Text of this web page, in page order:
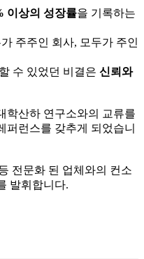
이상의 성장률을 기록하는
주주인 회사, 모두가 주인
수 있었던 비결은 신뢰와
학산하 연구소와의 교류를
퍼런스를 갖추게 되었습니
전문화 된 업체와의 컨소
발휘합니다.